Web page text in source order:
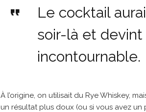
Le cocktail
soir-là et
incontournable.
À l’origine, on utilisait du Rye Whiskey,
un résultat plus doux (ou si vous avez